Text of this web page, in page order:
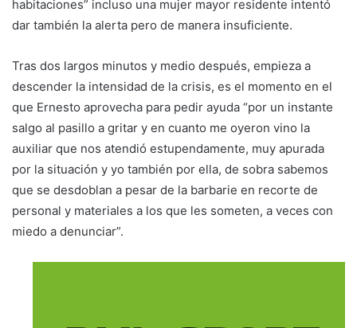
habitaciones” incluso una mujer mayor residente intentó
dar también la alerta pero de manera insuficiente.
Tras dos largos minutos y medio después, empieza a
descender la intensidad de la crisis, es el momento en el
que Ernesto aprovecha para pedir ayuda “por un instante
salgo al pasillo a gritar y en cuanto me oyeron vino la
auxiliar que nos atendió estupendamente, muy apurada
por la situación y yo también por ella, de sobra sabemos
que se desdoblan a pesar de la barbarie en recorte de
personal y materiales a los que les someten, a veces con
miedo a denunciar”.